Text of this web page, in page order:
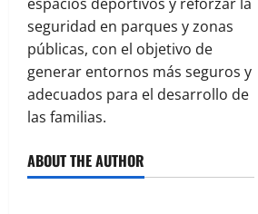
seguridad en parques y zonas
públicas, con el objetivo de
generar entornos más seguros y
adecuados para el desarrollo de
las familias.
ABOUT THE AUTHOR